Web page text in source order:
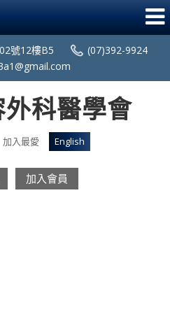
號12樓B5
(07)392-9924
加入最愛 English
加入會員